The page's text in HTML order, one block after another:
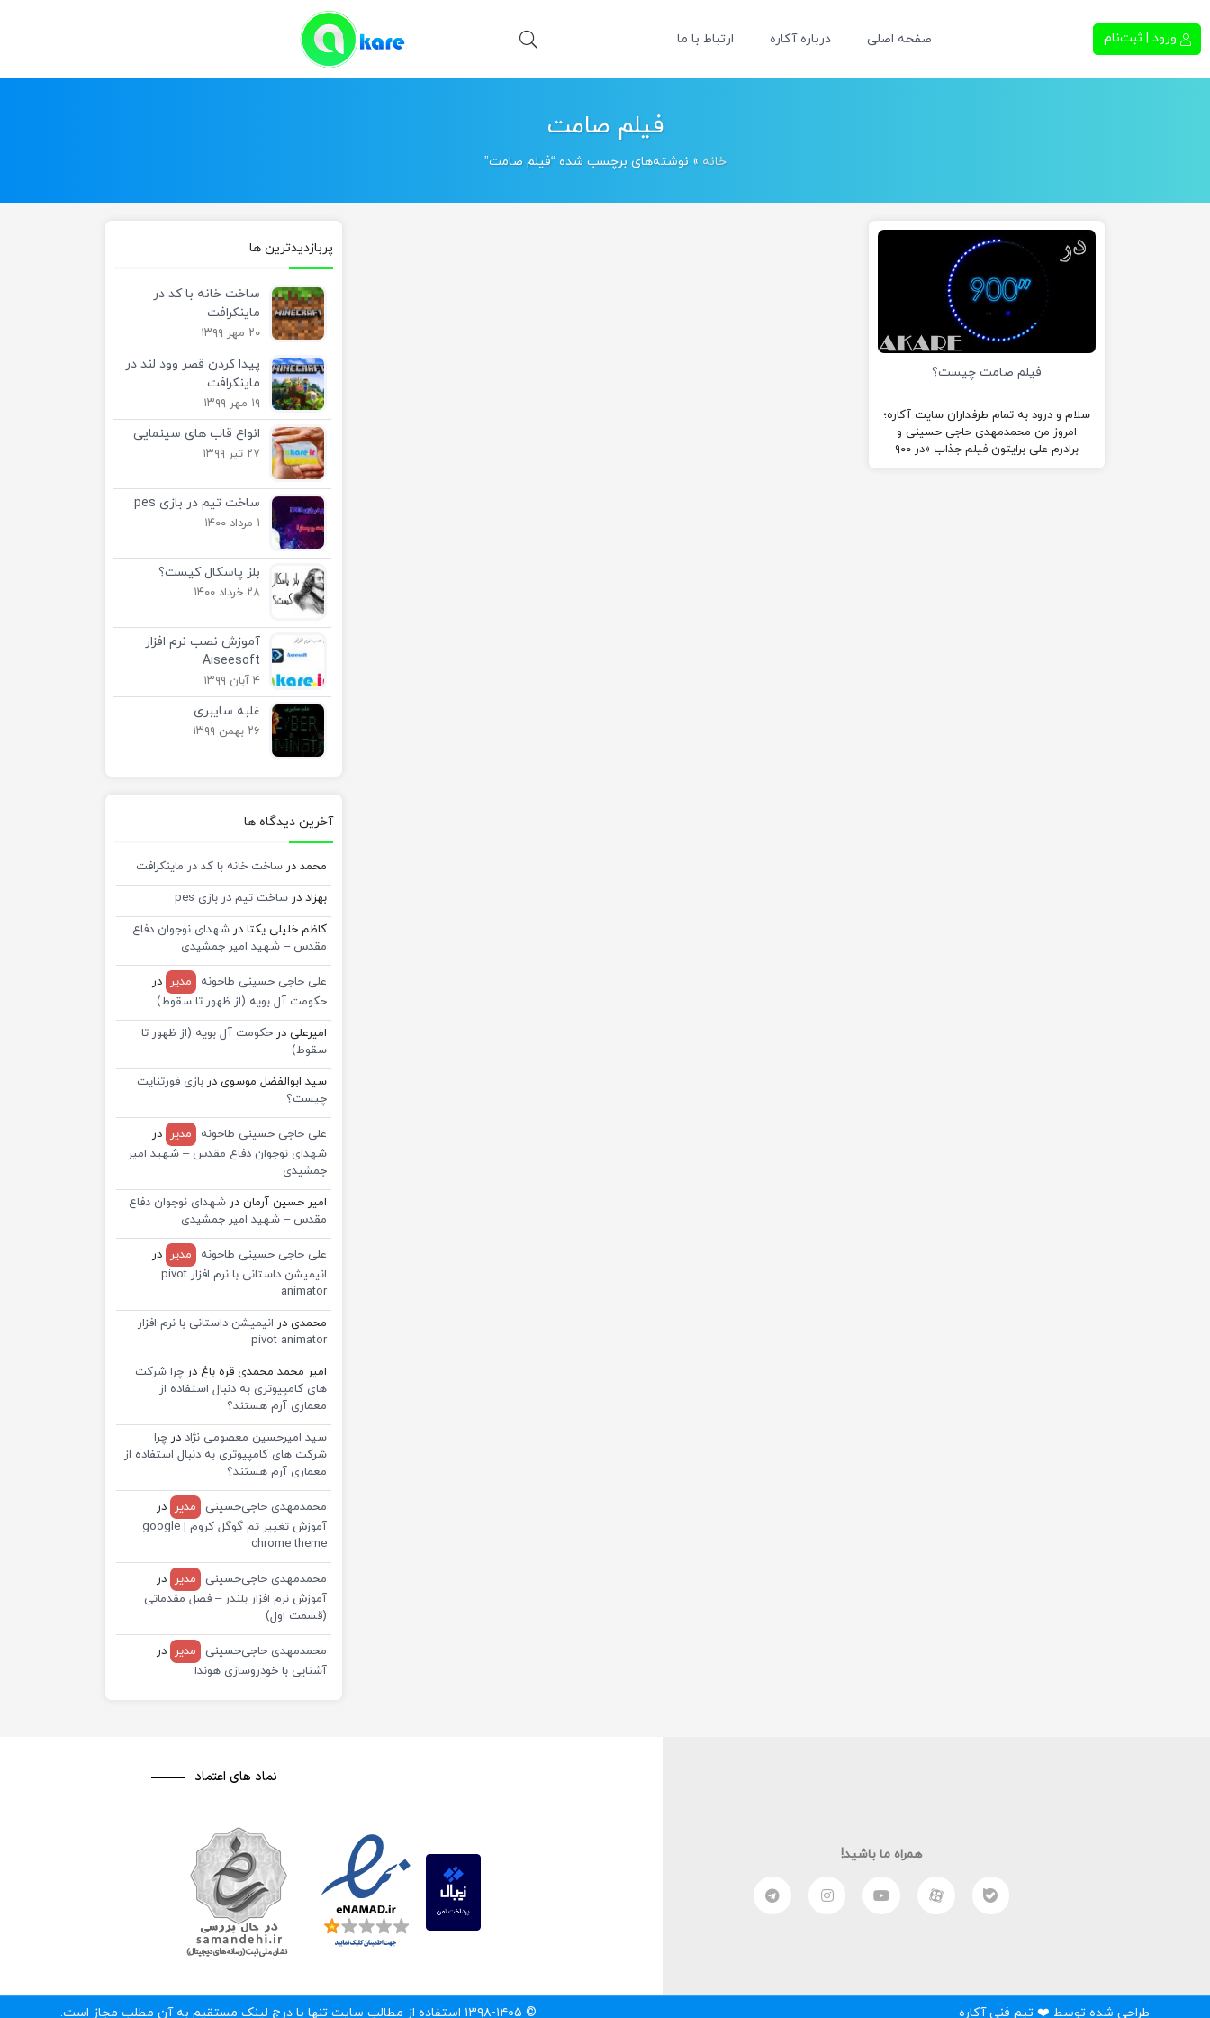
ورود | ثبت‌نام صفحه اصلی درباره آکاره ارتباط با ما
فیلم صامت
خانه » نوشته‌های برچسب شده “فیلم صامت”
فیلم صامت چیست؟
سلام و درود به تمام طرفداران سایت آکاره؛
امروز من محمدمهدی حاجی حسینی و
برادرم علی برایتون فیلم جذاب «در ۹۰۰
پربازدیدترین ها
ساخت خانه با کد در
ماینکرافت
۲۰ مهر ۱۳۹۹
پیدا کردن قصر وود لند در
ماینکرافت
۱۹ مهر ۱۳۹۹
انواع قاب های سینمایی
۲۷ تیر ۱۳۹۹
ساخت تیم در بازی pes
۱ مرداد ۱۴۰۰
بلز پاسکال کیست؟
۲۸ خرداد ۱۴۰۰
آموزش نصب نرم افزار
Aiseesoft
۴ آبان ۱۳۹۹
غلبه سایبری
۲۶ بهمن ۱۳۹۹
آخرین دیدگاه ها
محمد درساخت خانه با کد در ماینکرافت
بهزاد درساخت تیم در بازی pes
کاظم خلیلی یکتا درشهدای نوجوان دفاع
مقدس – شهید امیر جمشیدی
علی حاجی حسینی طاحونه مدیر
در
حکومت آل بویه (از ظهور تا سقوط)
امیرعلی درحکومت آل بویه (از ظهور تا
سقوط)
سید ابوالفضل موسوی دربازی فورتنایت
چیست؟
علی حاجی حسینی طاحونه مدیر
در
شهدای نوجوان دفاع مقدس – شهید امیر
جمشیدی
امیر حسین آرمان درشهدای نوجوان دفاع
مقدس – شهید امیر جمشیدی
علی حاجی حسینی طاحونه مدیر
در
انیمیشن داستانی با نرم افزار pivot
animator
محمدی در انیمیشن داستانی با نرم افزار
pivot animator
امیر محمد محمدی قره باغ درچرا شرکت
های کامپیوتری به دنبال استفاده از
معماری آرم هستند؟
سید امیرحسین معصومی نژاد درچرا
شرکت های کامپیوتری به دنبال استفاده از
معماری آرم هستند؟
محمدمهدی حاجی‌حسینی مدیر
در
آموزش تغییر تم گوگل کروم | google
chrome theme
محمدمهدی حاجی‌حسینی مدیر
در
آموزش نرم افزار بلندر – فصل مقدماتی
(قسمت اول)
محمدمهدی حاجی‌حسینی مدیر
در
آشنایی با خودروسازی هوندا
همراه ما باشید!
نماد های اعتماد
طراحی شده توسط ❤️ تیم فنی آکاره © ۱۳۹۸-۱۴۰۵ استفاده از مطالب سایت تنها با درج لینک مستقیم به آن مطلب مجاز است.‌